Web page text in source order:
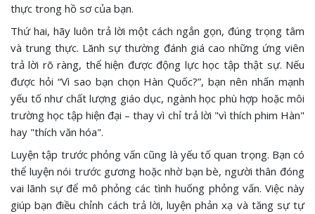
thực trong hồ sơ của bạn.
Thứ hai, hãy luôn trả lời một cách ngắn gọn, đúng trọng tâm
và trung thực. Lãnh sự thường đánh giá cao những ứng viên
trả lời rõ ràng, thể hiện được động lực học tập thật sự. Nếu
được hỏi “Vì sao bạn chọn Hàn Quốc?”, bạn nên nhấn mạnh
yếu tố như chất lượng giáo dục, ngành học phù hợp hoặc môi
trường học tập hiện đại – thay vì chỉ trả lời "vì thích phim Hàn"
hay "thích văn hóa".
Luyện tập trước phỏng vấn cũng là yếu tố quan trọng. Bạn có
thể luyện nói trước gương hoặc nhờ bạn bè, người thân đóng
vai lãnh sự để mô phỏng các tình huống phỏng vấn. Việc này
giúp bạn điều chỉnh cách trả lời, luyện phản xạ và tăng sự tự